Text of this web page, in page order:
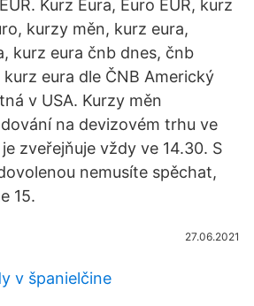
Kurz Eura, Euro EUR, kurz
kurzy měn, kurz eura,
kurz eura čnb dnes, čnb
eura dle ČNB Americký
v USA. Kurzy měn
na devizovém trhu ve
zveřejňuje vždy ve 14.30. S
nemusíte spěchat,
15.
27.06.2021
v španielčine